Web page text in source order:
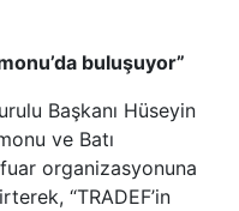
buluşuyor”
Başkanı Hüseyin
ve Batı
organizasyonuna
“TRADEF’in